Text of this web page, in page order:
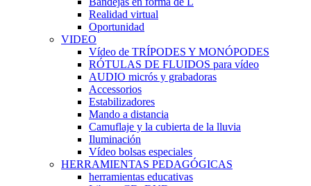
Realidad virtual
Oportunidad
VIDEO
Vídeo de TRÍPODES Y MONÓPODES
RÓTULAS DE FLUIDOS para vídeo
AUDIO micrós y grabadoras
Accessorios
Estabilizadores
Mando a distancia
Camuflaje y la cubierta de la lluvia
Iluminación
Vídeo bolsas especiales
HERRAMIENTAS PEDAGÓGICAS
herramientas educativas